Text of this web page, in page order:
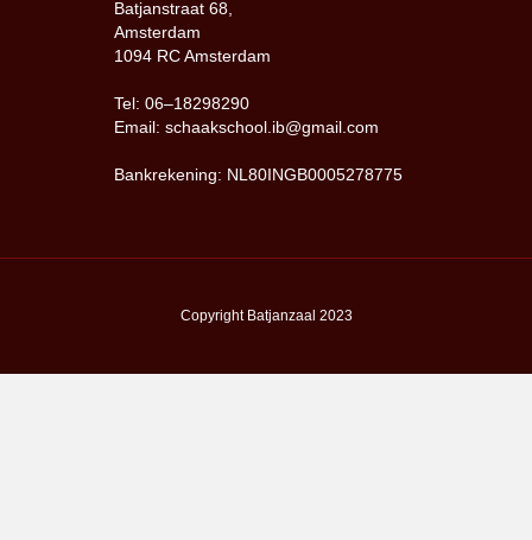
Batjanstraat 68,
Amsterdam
1094 RC Amsterdam
Tel: 06–18298290
Email: schaakschool.ib@gmail.com
Bankrekening: NL80INGB0005278775
Copyright Batjanzaal 2023